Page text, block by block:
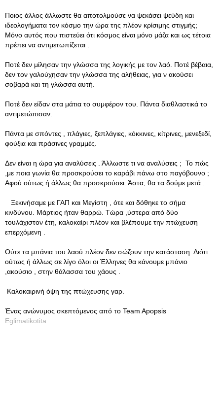
Ποιος άλλος άλλωστε θα αποτολμούσε να ψεκάσει ψεύδη και
ιδεολογήματα τον κόσμο την ώρα της πλέον κρίσιμης στιγμής;
Μόνο αυτός που πιστεύει ότι κόσμος είναι μόνο μάζα και ως τέτοια
πρέπει να αντιμετωπίζεται .
Ποτέ δεν μίλησαν την γλώσσα της λογικής με τον λαό. Ποτέ βέβαια,
δεν τον γαλούχησαν την γλώσσα της αλήθειας, για ν ακούσει
σοβαρά και τη γλώσσα αυτή.
Ποτέ δεν είδαν στα μάτια το συμφέρον του. Πάντα διαθλαστικά το
αντιμετώπισαν.
Πάντα με σπόντες , πλάγιες, ξεπλάγιες, κόκκινες, κίτρινες, μενεξεδί,
φούξια και πράσινες γραμμές.
Δεν είναι η ώρα για αναλύσεις . Άλλωστε τι να αναλύσεις ; Το πώς
,με ποια γωνία θα προσκρούσει το καράβι πάνω στο παγόβουνο ;
Αφού ούτως ή άλλως θα προσκρούσει. Άστα, θα τα δούμε μετά .
Ξεκινήσαμε με ΓΑΠ και Μεγίστη , ότε και δόθηκε το σήμα
κινδύνου. Μάρτιος ήταν θαρρώ. Τώρα ,ύστερα από δύο
τουλάχιστον έτη, καλοκαίρι πλέον και βλέπουμε την πτώχευση
επερχόμενη .
Ούτε τα μπάνια του λαού πλέον δεν σώζουν την κατάσταση. Διότι
ούτως ή άλλως σε λίγο όλοι οι Έλληνες θα κάνουμε μπάνιο
,ακούσιο , στην θάλασσα του χάους .
Καλοκαιρινή όψη της πτώχευσης γαρ.
Ένας ανώνυμος σκεπτόμενος από το Team Apopsis
Eglimatikotita